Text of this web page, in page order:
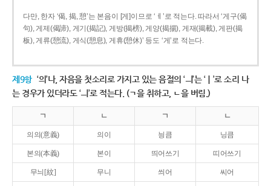
다만, 한자 ‘偈, 揭, 憩’는 본음이 [게]이므로 ‘ㅔ’로 적는다. 따라서 ‘게구(偈
句), 게제(偈諦), 게기(揭記), 게방(揭榜), 게양(揭揚), 게재(揭載), 게판(揭
板), 게류(憩流), 게식(憩息), 게휴(憩休)’ 등도 ‘게’로 적는다.
제9항 ‘의’나, 자음을 첫소리로 가지고 있는 음절의 ‘ㅢ’는 ‘ㅣ’로 소리 나
는 경우가 있더라도 ‘ㅢ’로 적는다. (ㄱ을 취하고, ㄴ을 버림.)
ㄱ ㄴ ㄱ ㄴ
의의(意義) 의이 닁큼 닝큼
본의(本義) 본이 띄어쓰기 띠어쓰기
무늬[紋] 무니 씌어 씨어